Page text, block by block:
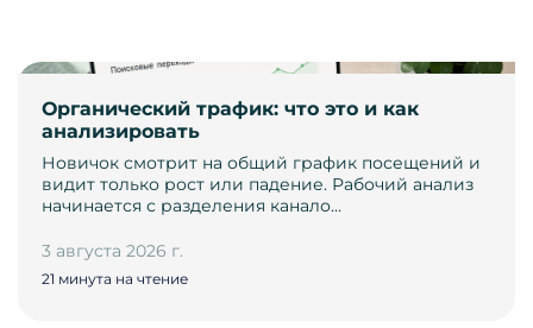
Органический трафик: что это и как
анализировать
Новичок смотрит на общий график посещений и
видит только рост или падение. Рабочий анализ
начинается с разделения канало…
3 августа 2026 г.
21 минута на чтение